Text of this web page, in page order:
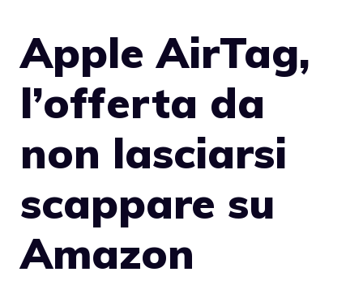
Apple AirTag,
l’offerta da
non lasciarsi
scappare su
Amazon